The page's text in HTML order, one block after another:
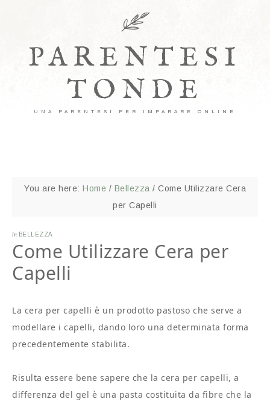
PARENTESI
TONDE
UNA PARENTESI PER IMPARARE ONLINE
You are here: Home / Bellezza / Come Utilizzare Cera
per Capelli
in BELLEZZA
Come Utilizzare Cera per
Capelli
La cera per capelli è un prodotto pastoso che serve a
modellare i capelli, dando loro una determinata forma
precedentemente stabilita.
Risulta essere bene sapere che la cera per capelli, a
differenza del gel è una pasta costituita da fibre che la